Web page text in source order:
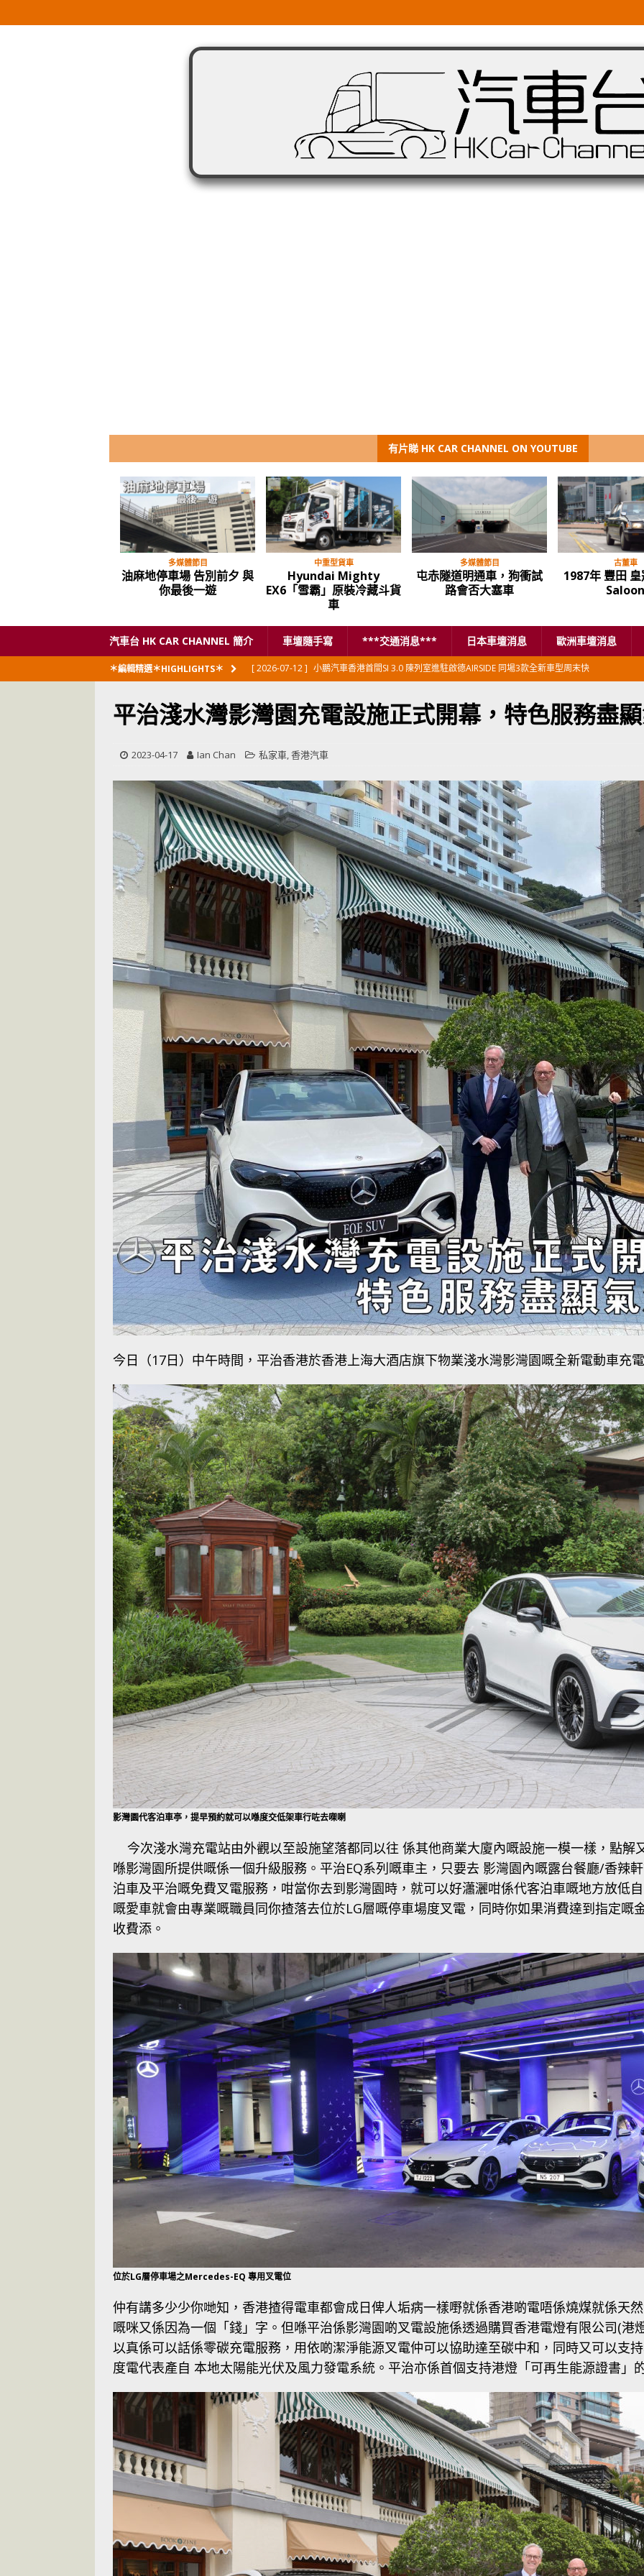
有片睇 HK CAR CHANNEL ON YOUTUBE
1987年 豐田 皇冠 Royal
比亞迪 BYD 全新款 e6 電
動的士 唔好見到個牌子就
全新 Hyundai STARIA
“LUX” 豪華版客貨車 唔止
Hyundai Santa FE CRDi
韓國車點止今時唔同往日
電動
汽車台 HK CAR CHANNEL 簡介 車壇隨手寫 ***交通消息*** 日本車壇消息 歐洲車壇消息
＊編輯精選＊HIGHLIGHTS＊ [ 2026-07-12 ] 小鵬汽車香港首間SI 3.0 陳列室進駐啟德AIRSIDE 同場3款全新車型周末快
[ 2026-06-23 ] 日本首相專車改用豐田Century SUV
日本車壇消息
[ 2026-06-08 ] UBER 香港七宗罪之「第七宗罪」一切禍源，由抽盲盒開始
[ 2026-05-28 ] UBER 香港七宗罪之「第六宗罪」愛回家唔止回唔到家 跣司機勁過謝拉特
世紀一跣
交通評論
[ 2026-05-28 ]
UBER 香港七宗罪之「第五宗罪」金鋼箍五花大綁 司機哽唔落都要硬哽到
尾
交通評論
[ 2026-05-27 ] 【英國】政府開放申請投入自動駕駛客運車輛服務業
運輸政策
[ 2026-05-24 ]
UBER 香港七宗罪之「第四宗罪」Mission Impossible 但 Uber 唔止話之
你！
[ 2026-07-14 ] 荃灣路荔景新出口日日撞，預咗㗎啦 交通評論
平治淺水灣影灣園充電設施正式開幕，特色服務盡
2023-04-17 Ian Chan 私家車,香港汽車
今日（17日）中午時間，平治香港於香港上海大酒店旗下物業淺水灣影灣園嘅全新電動車充
影灣園代客泊車亭，提早預約就可以喺度交低架車行咗去㗎喇
今次淺水灣充電站由外觀以至設施望落都同以往 係其他商業大廈內嘅設施一模一樣，點解
喺影灣園所提供嘅係一個升級服務。平治EQ系列嘅車主，只要去 影灣園內嘅露台餐廳/香辣
泊車及平治嘅免費叉電服務，咁當你去到影灣園時，就可以好瀟灑咁係代客泊車嘅地方放低
嘅愛車就會由專業嘅職員同你揸落去位於LG層嘅停車場度叉電，同時你如果消費達到指定嘅
收費添。
位於LG層停車場之Mercedes-EQ 專用叉電位
仲有講多少少你哋知，香港揸得電車都會成日俾人垢病一樣嘢就係香港啲電唔係燒煤就係天
嘅咪又係因為一個「錢」字。但喺平治係影灣園啲叉電設施係透過購買香港電燈有限公司(港
以真係可以話係零碳充電服務，用依啲潔淨能源叉電仲可以協助達至碳中和，同時又可以支
度電代表產自 本地太陽能光伏及風力發電系統。平治亦係首個支持港燈「可再生能源證書」